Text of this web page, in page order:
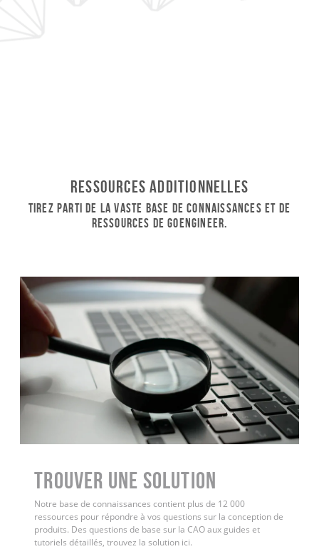
Ressources additionnelles
Tirez parti de la vaste base de connaissances et de
ressources de GoEngineer.
Trouver une solution
Notre base de connaissances contient plus de 12 000
ressources pour répondre à vos questions sur la conception de
produits. Des questions de base sur la CAO aux guides et
tutoriels détaillés, trouvez la solution ici.